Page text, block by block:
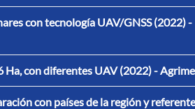
con tecnología UAV/GNSS (2022) -
con diferentes UAV (2022) -
con países de la región y